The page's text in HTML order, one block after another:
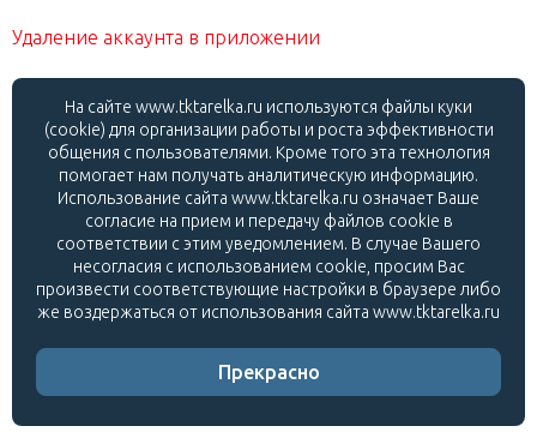
Удаление аккаунта в приложении
© ТРК «Тарелка», 2019
Контакты
Политика конфиденциальности
Согласие на обработку персональных данных
На сайте www.tktarelka.ru используются файлы куки
(cookie) для организации работы и роста эффективности
общения с пользователями. Кроме того эта технология
помогает нам получать аналитическую информацию.
Использование сайта www.tktarelka.ru означает Ваше
согласие на прием и передачу файлов cookie в
соответствии с этим уведомлением. В случае Вашего
несогласия с использованием cookie, просим Вас
произвести соответствующие настройки в браузере либо
же воздержаться от использования сайта www.tktarelka.ru
Прекрасно